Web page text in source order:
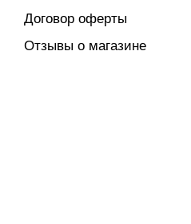
Договор оферты
Отзывы о магазине